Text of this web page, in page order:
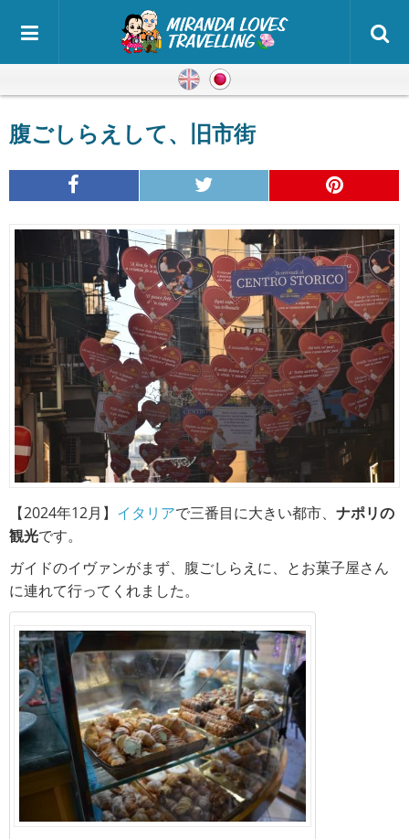
英語
腹ごしらえして、旧市街
【2024年12月】 イタリアで三番目に大きい都市、 ナポリの
観光です。
ガイドのイヴァンがまず、腹ごしらえに、とお菓子屋さん
に連れて行ってくれました。